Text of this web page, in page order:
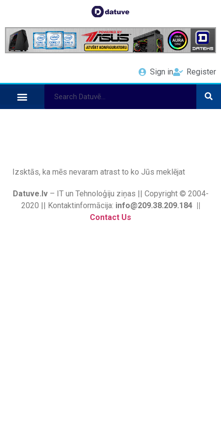
Sign in Register
Izsktās, ka mēs nevaram atrast to ko Jūs meklējat
Datuve.lv– IT un Tehnoloģiju ziņas || Copyright © 2004-
2020 || Kontaktinformācija: info@209.38.209.184 ||
Contact Us